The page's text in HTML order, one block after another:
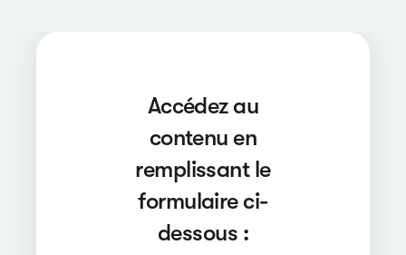
Accédez au
contenu en
remplissant le
formulaire ci-
dessous :